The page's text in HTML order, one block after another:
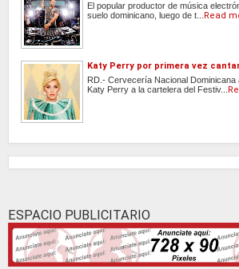
El popular productor de música
suelo dominicano, luego de t...
Read
Katy Perry por primera vez
RD.- Cervecería Nacional
Katy Perry a la cartelera del Festiv...
ESPACIO PUBLICITARIO